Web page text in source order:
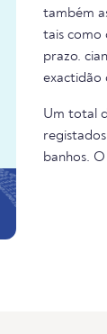
também
tais como
prazo.
exactidão
Um total
banhos.